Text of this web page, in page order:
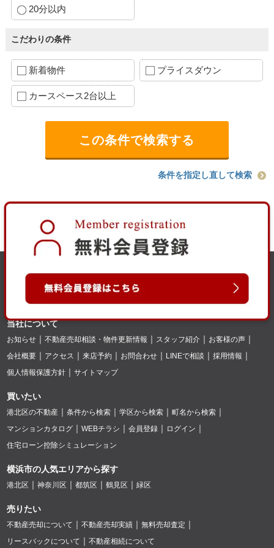
20分以内
こだわりの条件
新着物件 プライスダウン
カースペース2台以上
条件を指定し直して検索
当社について
お知らせ 不動産売却相談・物件更新情報 スタッフ紹介
お客様の声
会社概要
アクセス 来店予約 お問合わせ LINEで相談
採用情報
個人情報保護方針
サイトマップ
買いたい
港北区の不動産 条件から検索 学区から検索
町名から検索
マンションカタログ
WEBチラシ 会員登録
ログイン
住宅ローン控除シミュレーション
横浜市の人気エリアから探す
港北区 神奈川区 都筑区 鶴見区 緑区
売りたい
不動産売却について 不動産売却実績
無料売却査定
リースバックについて
不動産相続について